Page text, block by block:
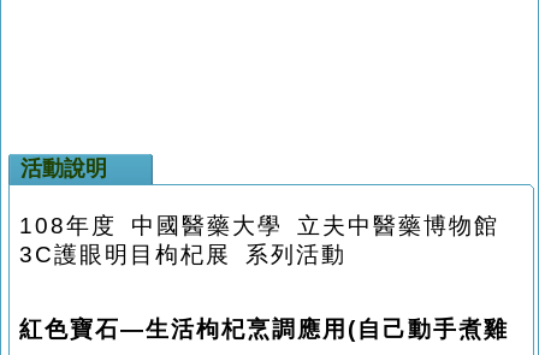
活動說明
108年度 中國醫藥大學 立夫中醫藥博物館
3C護眼明目枸杞展 系列活動
紅色寶石—生活枸杞烹調應用(自己動手煮雞